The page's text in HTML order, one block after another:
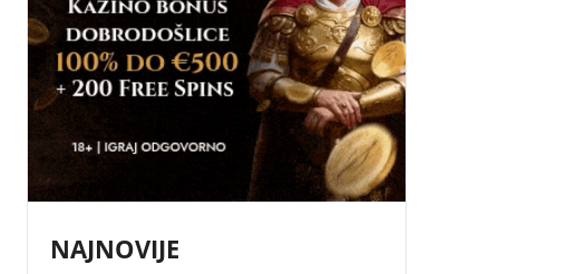
NAJNOVIJE